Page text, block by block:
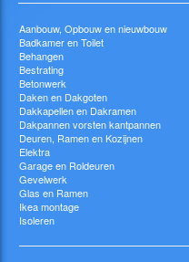
Aanbouw, Opbouw en nieuwbouw
Badkamer en Toilet
Behangen
Bestrating
Betonwerk
Daken en Dakgoten
Dakkapellen en Dakramen
Dakpannen vorsten kantpannen
Deuren, Ramen en Kozijnen
Elektra
Garage en Roldeuren
Gevelwerk
Glas en Ramen
Ikea montage
Isoleren